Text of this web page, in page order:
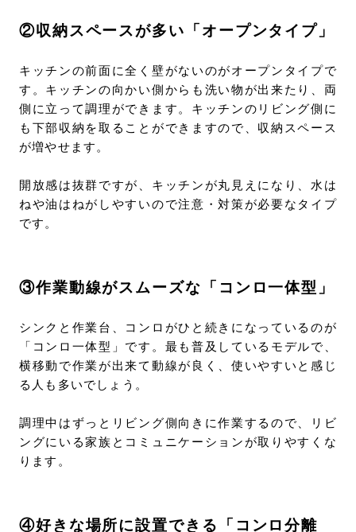
②収納スペースが多い「オープンタイプ」
キッチンの前面に全く壁がないのがオープンタイプで
す。キッチンの向かい側からも洗い物が出来たり、両
側に立って調理ができます。キッチンのリビング側に
も下部収納を取ることができますので、収納スペース
が増やせます。
開放感は抜群ですが、キッチンが丸見えになり、水は
ねや油はねがしやすいので注意・対策が必要なタイプ
です。
③作業動線がスムーズな「コンロ一体型」
シンクと作業台、コンロがひと続きになっているのが
「コンロ一体型」です。最も普及しているモデルで、
横移動で作業が出来て動線が良く、使いやすいと感じ
る人も多いでしょう。
調理中はずっとリビング側向きに作業するので、リビ
ングにいる家族とコミュニケーションが取りやすくな
ります。
④好きな場所に設置できる「コンロ分離